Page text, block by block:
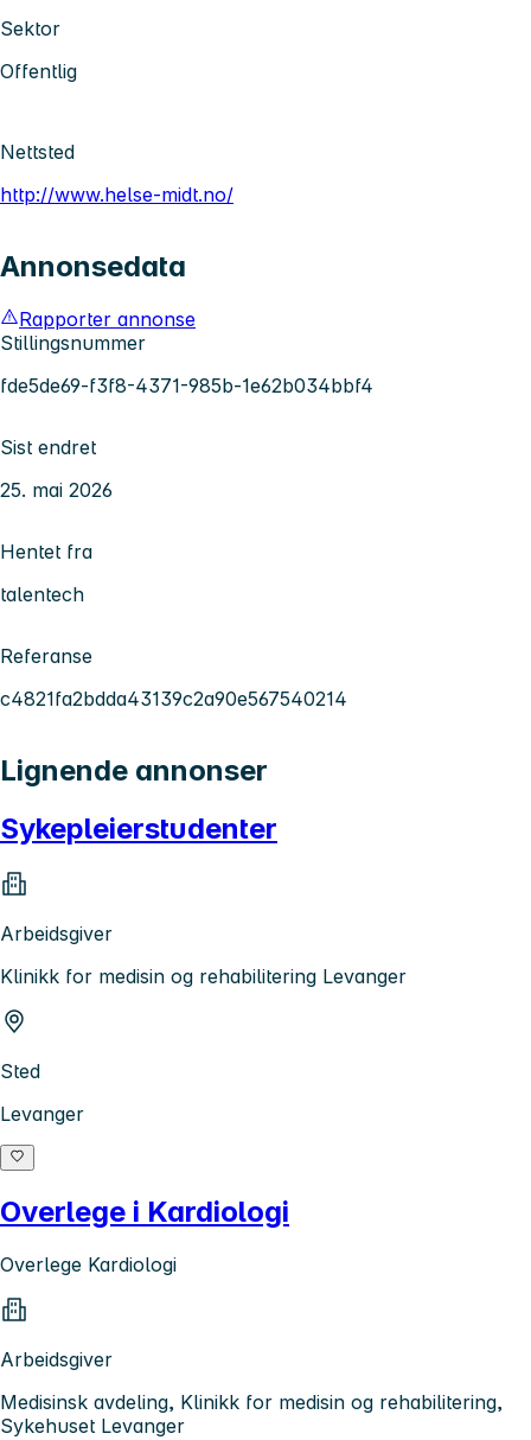
Sektor
Offentlig
Nettsted
http://www.helse-midt.no/
Annonsedata
Rapporter annonse
Stillingsnummer
fde5de69-f3f8-4371-985b-1e62b034bbf4
Sist endret
25. mai 2026
Hentet fra
talentech
Referanse
c4821fa2bdda43139c2a90e567540214
Lignende annonser
Sykepleierstudenter
Arbeidsgiver
Klinikk for medisin og rehabilitering Levanger
Sted
Levanger
Overlege i Kardiologi
Overlege Kardiologi
Arbeidsgiver
Medisinsk avdeling, Klinikk for medisin og rehabilitering,
Sykehuset Levanger